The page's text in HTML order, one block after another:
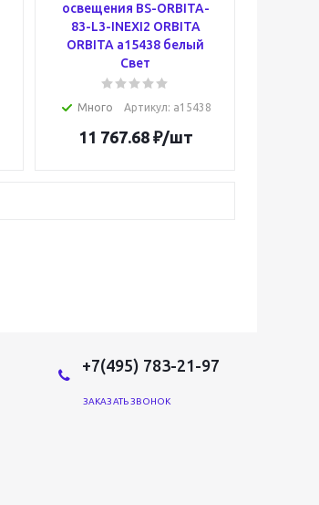
освещения BS-ORBITA-
83-L3-INEXI2 ORBITA
ORBITA a15438 белый
Свет
Много Артикул: a15438
11 767.68₽/шт
+7(495) 783-21-97
ЗАКАЗАТЬ ЗВОНОК